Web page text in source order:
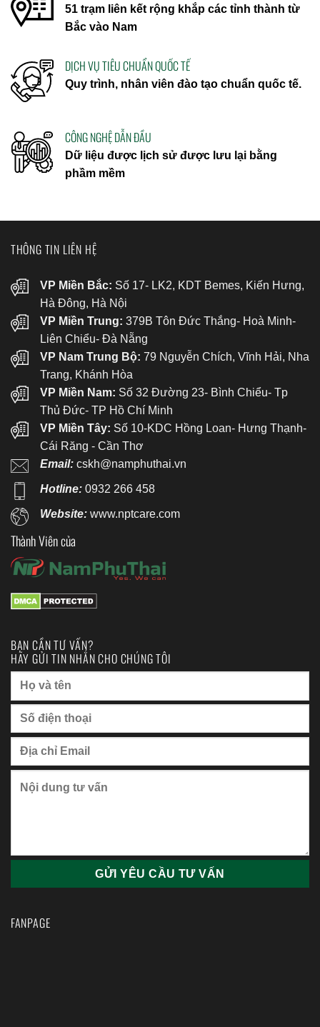
51 trạm liên kết rộng khắp các tỉnh thành từ
Bắc vào Nam
DỊCH VỤ TIÊU CHUẨN QUỐC TẾ
Quy trình, nhân viên đào tạo chuẩn quốc tế.
CÔNG NGHỆ DẪN ĐẦU
Dữ liệu được lịch sử được lưu lại bằng
phầm mềm
THÔNG TIN LIÊN HỆ
VP Miền Bắc: Số 17- LK2, KDT Bemes, Kiến Hưng,
Hà Đông, Hà Nội
VP Miền Trung: 379B Tôn Đức Thắng- Hoà Minh-
Liên Chiểu- Đà Nẵng
VP Nam Trung Bộ: 79 Nguyễn Chích, Vĩnh Hải, Nha
Trang, Khánh Hòa
VP Miền Nam: Số 32 Đường 23- Bình Chiểu- Tp
Thủ Đức- TP Hồ Chí Minh
VP Miền Tây: Số 10-KDC Hồng Loan- Hưng Thạnh-
Cái Răng - Cần Thơ
Email: cskh@namphuthai.vn
Hotline: 0932 266 458
Website:www.nptcare.com
Thành Viên của
BẠN CẦN TƯ VẤN?
HÃY GỬI TIN NHẮN CHO CHÚNG TÔI
FANPAGE